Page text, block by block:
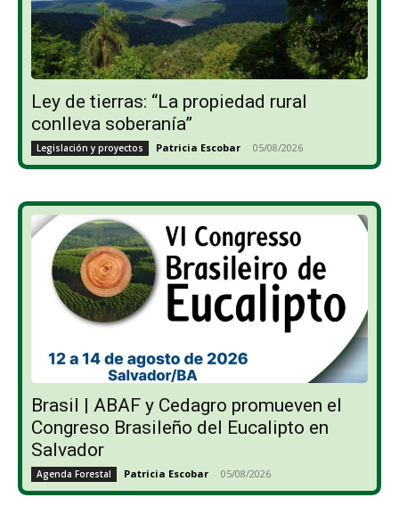
Ley de tierras: “La propiedad rural
conlleva soberanía”
Legislación y proyectos Patricia Escobar - 05/08/2026
Brasil | ABAF y Cedagro promueven el
Congreso Brasileño del Eucalipto en
Salvador
Agenda Forestal Patricia Escobar - 05/08/2026